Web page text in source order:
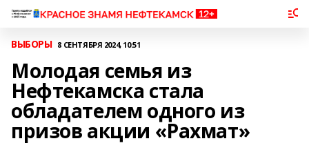
ВЫБОРЫ 8 СЕНТЯБРЯ 2024, 10:51
Молодая семья из
Нефтекамска стала
обладателем одного из
призов акции «Рахмат»